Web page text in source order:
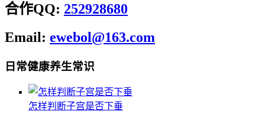
合作QQ: 252928680
Email: ewebol@163.com
日常健康养生常识
怎样判断子宫是否下垂